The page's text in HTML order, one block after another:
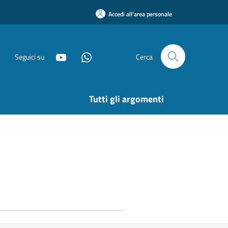
Accedi all'area personale
Seguici su Cerca
Tutti gli argomenti